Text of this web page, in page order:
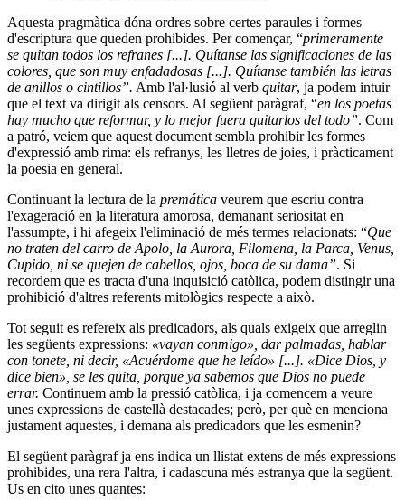
Aquesta pragmàtica dóna ordres sobre certes paraules i formes
d'escriptura que queden prohibides. Per començar, “primeramente
se quitan todos los refranes [...]. Quítanse las significaciones de las
colores, que son muy enfadadosas [...]. Quítanse también las letras
de anillos o cintillos”. Amb l'al·lusió al verb quitar, ja podem intuir
que el text va dirigit als censors. Al següent paràgraf, “en los poetas
hay mucho que reformar, y lo mejor fuera quitarlos del todo”. Com
a patró, veiem que aquest document sembla prohibir les formes
d'expressió amb rima: els refranys, les lletres de joies, i pràcticament
la poesia en general.
Continuant la lectura de la premática veurem que escriu contra
l'exageració en la literatura amorosa, demanant seriositat en
l'assumpte, i hi afegeix l'eliminació de més termes relacionats: “Que
no traten del carro de Apolo, la Aurora, Filomena, la Parca, Venus,
Cupido, ni se quejen de cabellos, ojos, boca de su dama”. Si
recordem que es tracta d'una inquisició catòlica, podem distingir una
prohibició d'altres referents mitològics respecte a això.
Tot seguit es refereix als predicadors, als quals exigeix que arreglin
les següents expressions: «vayan conmigo», dar palmadas, hablar
con tonete, ni decir, «Acuérdome que he leído» [...]. «Dice Dios, y
dice bien», se les quita, porque ya sabemos que Dios no puede
errar. Continuem amb la pressió catòlica, i ja comencem a veure
unes expressions de castellà destacades; però, per què en menciona
justament aquestes, i demana als predicadors que les esmenin?
El següent paràgraf ja ens indica un llistat extens de més expressions
prohibides, una rera l'altra, i cadascuna més estranya que la següent.
Us en cito unes quantes: